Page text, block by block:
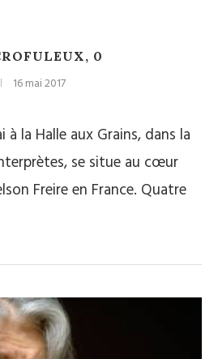
0
16 mai 2017
la Halle aux Grains, dans la
se situe au cœur
Freire en France. Quatre